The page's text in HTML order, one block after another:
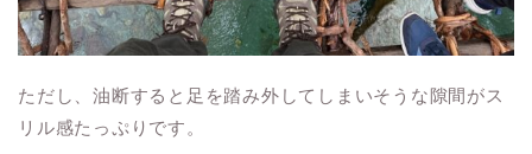
ただし、油断すると足を踏み外してしまいそうな隙間がス
リル感たっぷりです。